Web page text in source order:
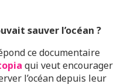
sauver l’océan ?
ce documentaire
qui veut encourager
l’océan depuis leur